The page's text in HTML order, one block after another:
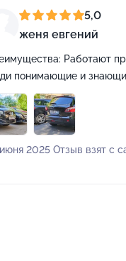
5,0
женя евгений
Работают
понимающие и
и пыли в глаза. Все
клиента и самое
знаний и понимания
купить что то "в
2025 Отзыв взят с